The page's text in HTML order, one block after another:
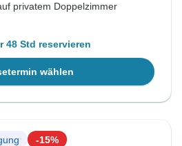
privatem Doppelzimmer
48 Std reservieren
wählen
-15%